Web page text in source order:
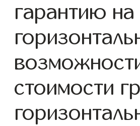
гарантию
стоимости